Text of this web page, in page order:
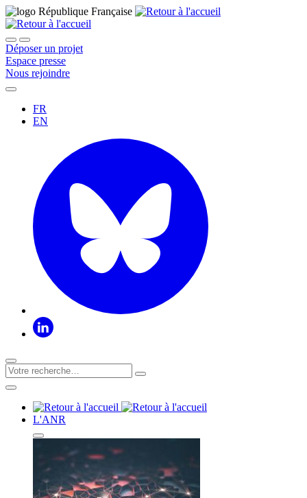
Déposer un projet
Espace presse
Nous rejoindre
FR
EN
L'ANR